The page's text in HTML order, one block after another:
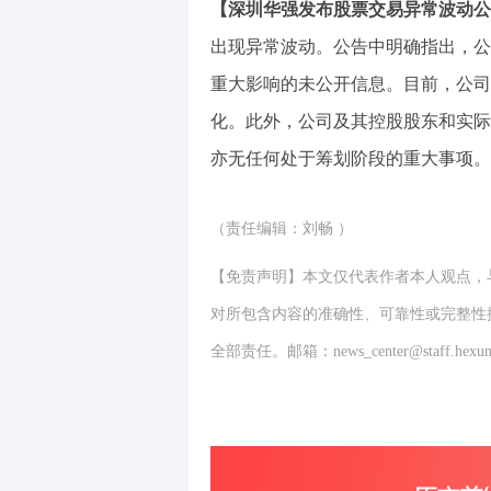
【深圳华强发布股票交易异常波动
出现异常波动。公告中明确指出，
重大影响的未公开信息。目前，公
化。此外，公司及其控股股东和实
亦无任何处于筹划阶段的重大事项。
（责任编辑：刘畅 ）
【免责声明】本文仅代表作者本人观点
对所包含内容的准确性、可靠性或完整
全部责任。邮箱：